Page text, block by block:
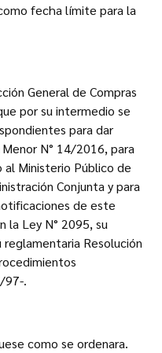
fecha límite para la
General de Compras
por su intermedio se
para dar
N° 14/2016, para
Ministerio Público de
Conjunta y para
de este
Ley N° 2095, su
Resolución
97-.
como se ordenara.